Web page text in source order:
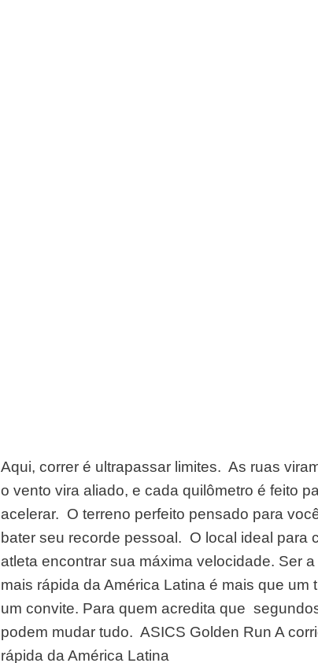
Aqui, correr é ultrapassar limites. ​ As ruas
o vento vira aliado, ​e cada quilômetro é feito
acelerar. ​ O terreno perfeito pensado para
bater seu recorde pessoal. ​ O local ideal para
atleta ​encontrar sua máxima velocidade. Ser
mais rápida da América Latina ​é mais que um
um convite. Para quem acredita que
podem mudar tudo. ​ ASICS Golden Run​ A
rápida da América Latina​